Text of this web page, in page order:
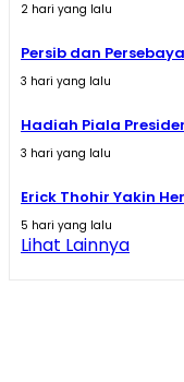
2 hari yang lalu
Persib dan
3 hari yang lalu
Hadiah Piala
3 hari yang lalu
Erick Thohir Yakin
5 hari yang lalu
Lihat Lainnya